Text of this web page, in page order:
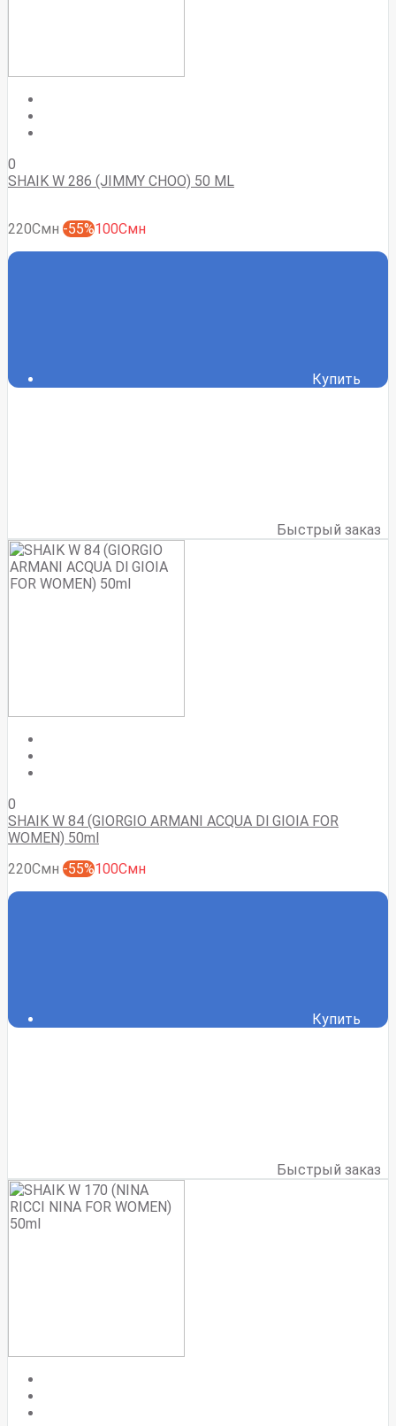
0
SHAIK W 286 (JIMMY CHOO) 50 ML
220Смн -55%100Смн
Купить
Быстрый заказ
0
SHAIK W 84 (GIORGIO ARMANI ACQUA Dl GIOIA FOR
WOMEN) 50ml
220Смн -55%100Смн
Купить
Быстрый заказ